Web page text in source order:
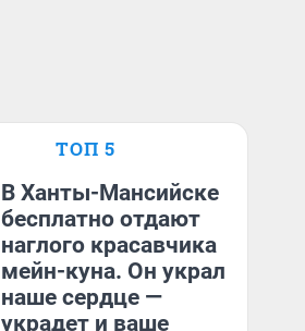
ТОП 5
В Ханты-Мансийске
бесплатно отдают
наглого красавчика
мейн-куна. Он украл
наше сердце —
украдет и ваше